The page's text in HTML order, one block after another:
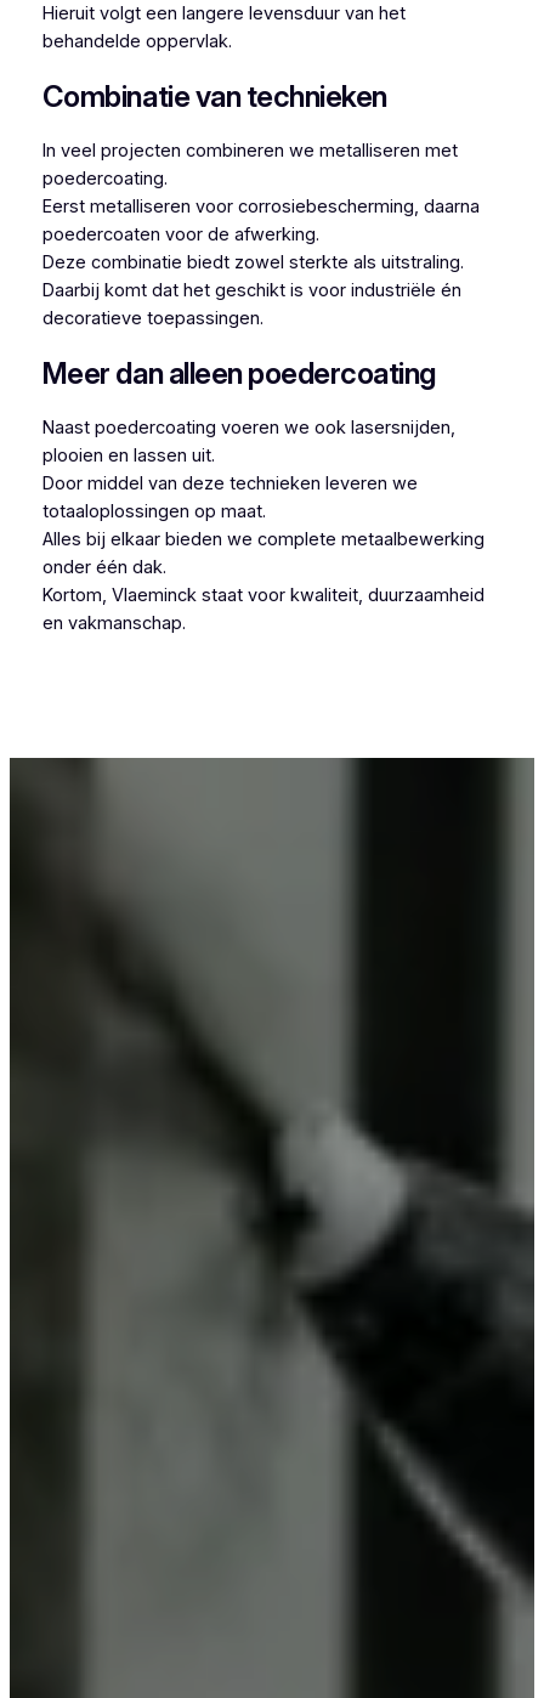
Hieruit volgt een langere levensduur van het
behandelde oppervlak.
Combinatie van technieken
In veel projecten combineren we metalliseren met
poedercoating.
Eerst metalliseren voor corrosiebescherming, daarna
poedercoaten voor de afwerking.
Deze combinatie biedt zowel sterkte als uitstraling.
Daarbij komt dat het geschikt is voor industriële én
decoratieve toepassingen.
Meer dan alleen poedercoating
Naast poedercoating voeren we ook lasersnijden,
plooien en lassen uit.
Door middel van deze technieken leveren we
totaaloplossingen op maat.
Alles bij elkaar bieden we complete metaalbewerking
onder één dak.
Kortom, Vlaeminck staat voor kwaliteit, duurzaamheid
en vakmanschap.